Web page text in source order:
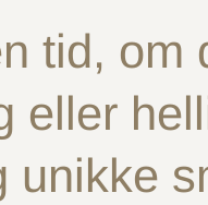
tid, om
eller
unikke